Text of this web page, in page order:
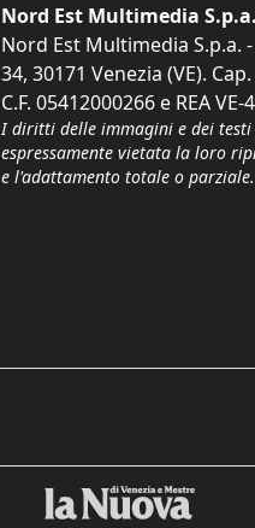
Nord Est Multimedia S.p.a.
Nord Est Multimedia S.p.a.
34, 30171 Venezia (VE).
C.F. 05412000266 e REA VE-
I diritti delle immagini e dei testi
espressamente vietata la loro
e l'adattamento totale o parziale.